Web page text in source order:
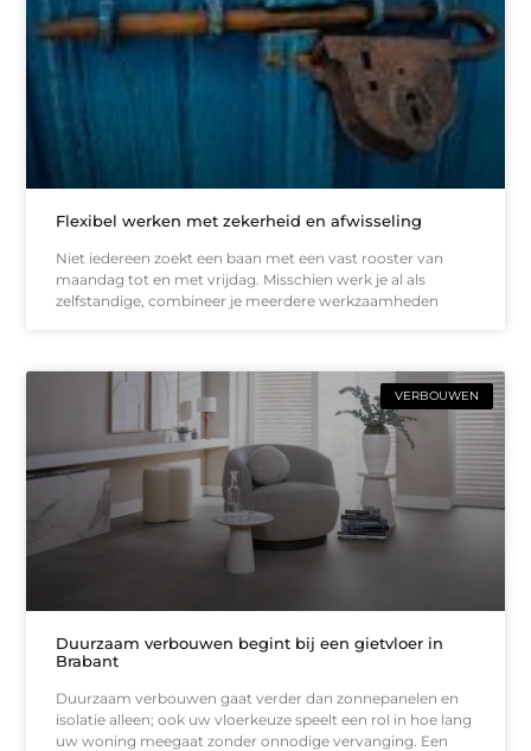
Flexibel werken met zekerheid en afwisseling
Niet iedereen zoekt een baan met een vast rooster van
maandag tot en met vrijdag. Misschien werk je al als
zelfstandige, combineer je meerdere werkzaamheden
VERBOUWEN
Duurzaam verbouwen begint bij een gietvloer in
Brabant
Duurzaam verbouwen gaat verder dan zonnepanelen en
isolatie alleen; ook uw vloerkeuze speelt een rol in hoe lang
uw woning meegaat zonder onnodige vervanging. Een